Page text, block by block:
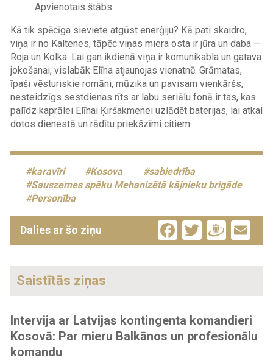
Apvienotais štābs
Kā tik spēcīga sieviete atgūst enerģiju? Kā pati skaidro,
viņa ir no Kaltenes, tāpēc viņas miera osta ir jūra un daba —
Roja un Kolka. Lai gan ikdienā viņa ir komunikabla un gatava
jokošanai, vislabāk Elīna atjaunojas vienatnē. Grāmatas,
īpaši vēsturiskie romāni, mūzika un pavisam vienkāršs,
nesteidzīgs sestdienas rīts ar labu seriālu fonā ir tas, kas
palīdz kaprālei Elīnai Ķiršakmenei uzlādēt baterijas, lai atkal
dotos dienestā un rādītu priekšzīmi citiem.
karavīri Kosova
sabiedrība
Sauszemes spēku Mehanizētā kājnieku brigāde
Personība
Dalies ar šo ziņu Facebook
Twitter
Saistītās ziņas
Intervija ar Latvijas kontingenta komandieri
Kosovā: Par mieru Balkānos un profesionālu
komandu